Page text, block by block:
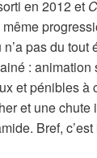
en 2012 et
pas du tout
:
et pénibles à
et une
Bref,